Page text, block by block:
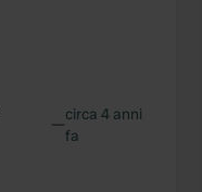
—circa 4 anni
fa